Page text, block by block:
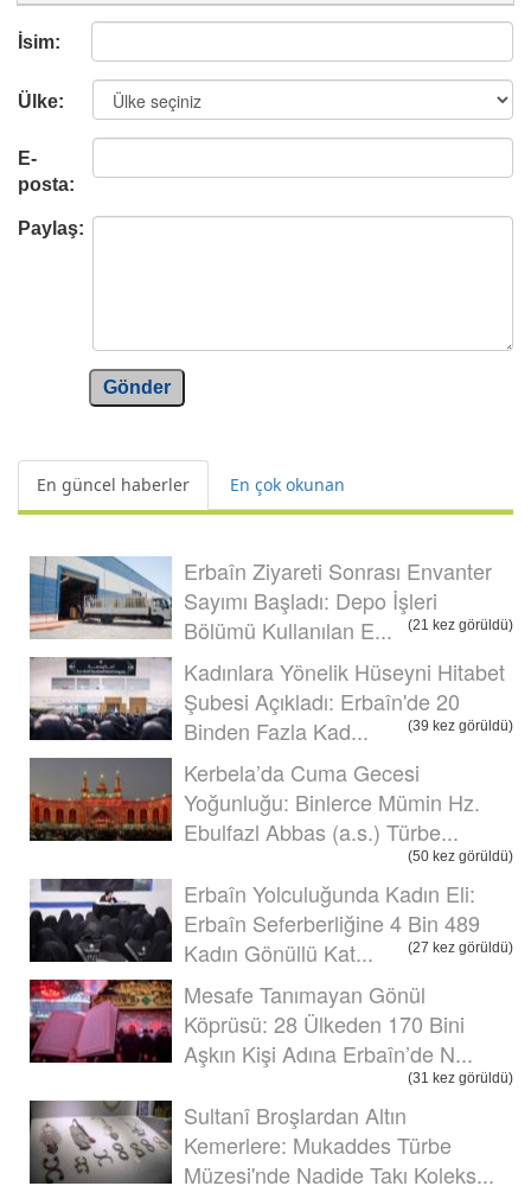
İsim:
Ülke:
E-
posta:
Paylaş:
Gönder
En güncel haberler En çok okunan
Erbaîn Ziyareti Sonrası Envanter
Sayımı Başladı: Depo İşleri
Bölümü Kullanılan E...
(21 kez görüldü)
Kadınlara Yönelik Hüseyni Hitabet
Şubesi Açıkladı: Erbaîn'de 20
Binden Fazla Kad...
(39 kez görüldü)
Kerbela’da Cuma Gecesi
Yoğunluğu: Binlerce Mümin Hz.
Ebulfazl Abbas (a.s.) Türbe...
(50 kez görüldü)
Erbaîn Yolculuğunda Kadın Eli:
Erbaîn Seferberliğine 4 Bin 489
Kadın Gönüllü Kat...
(27 kez görüldü)
Mesafe Tanımayan Gönül
Köprüsü: 28 Ülkeden 170 Bini
Aşkın Kişi Adına Erbaîn’de N...
(31 kez görüldü)
Sultanî Broşlardan Altın
Kemerlere: Mukaddes Türbe
Müzesi'nde Nadide Takı Koleks...